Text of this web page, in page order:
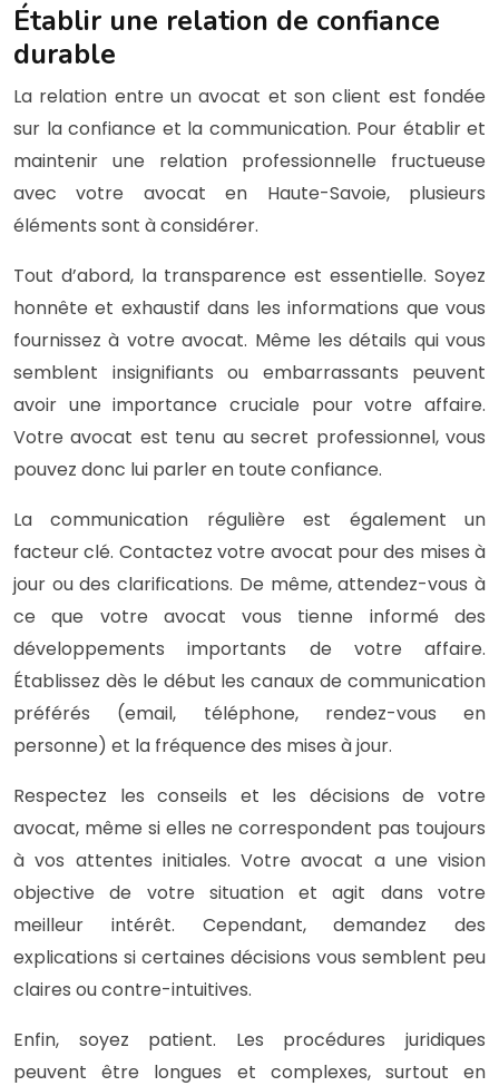
Établir une relation de confiance
durable
La relation entre un avocat et son client est fondée
sur la confiance et la communication. Pour établir et
maintenir une relation professionnelle fructueuse
avec votre avocat en Haute-Savoie, plusieurs
éléments sont à considérer.
Tout d’abord, la transparence est essentielle. Soyez
honnête et exhaustif dans les informations que vous
fournissez à votre avocat. Même les détails qui vous
semblent insignifiants ou embarrassants peuvent
avoir une importance cruciale pour votre affaire.
Votre avocat est tenu au secret professionnel, vous
pouvez donc lui parler en toute confiance.
La communication régulière est également un
facteur clé. Contactez votre avocat pour des mises à
jour ou des clarifications. De même, attendez-vous à
ce que votre avocat vous tienne informé des
développements importants de votre affaire.
Établissez dès le début les canaux de communication
préférés (email, téléphone, rendez-vous en
personne) et la fréquence des mises à jour.
Respectez les conseils et les décisions de votre
avocat, même si elles ne correspondent pas toujours
à vos attentes initiales. Votre avocat a une vision
objective de votre situation et agit dans votre
meilleur intérêt. Cependant, demandez des
explications si certaines décisions vous semblent peu
claires ou contre-intuitives.
Enfin, soyez patient. Les procédures juridiques
peuvent être longues et complexes, surtout en